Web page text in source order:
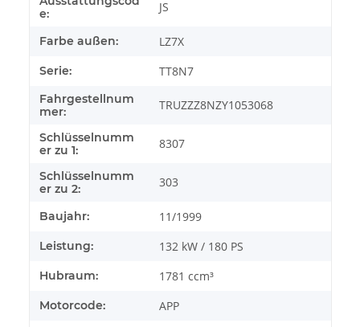
e:
JS
Farbe außen: LZ7X
Serie: TT8N7
Fahrgestellnum
mer:
TRUZZZ8NZY1053068
Schlüsselnumm
er zu 1:
8307
Schlüsselnumm
er zu 2:
303
Baujahr: 11/1999
Leistung: 132 kW / 180 PS
Hubraum: 1781 ccm³
Motorcode: APP